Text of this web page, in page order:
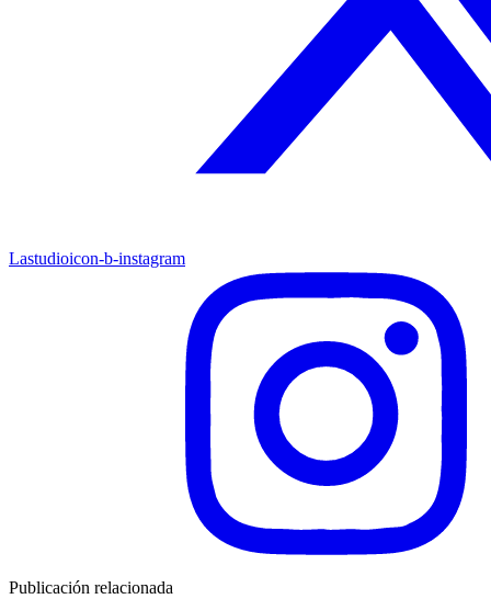
Lastudioicon-b-instagram
Publicación relacionada